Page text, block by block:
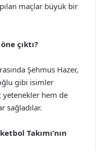
maçlar büyük bir
çıktı?
Şehmus Hazer,
gibi isimler
yetenekler hem de
sağladılar.
Takımı’nın